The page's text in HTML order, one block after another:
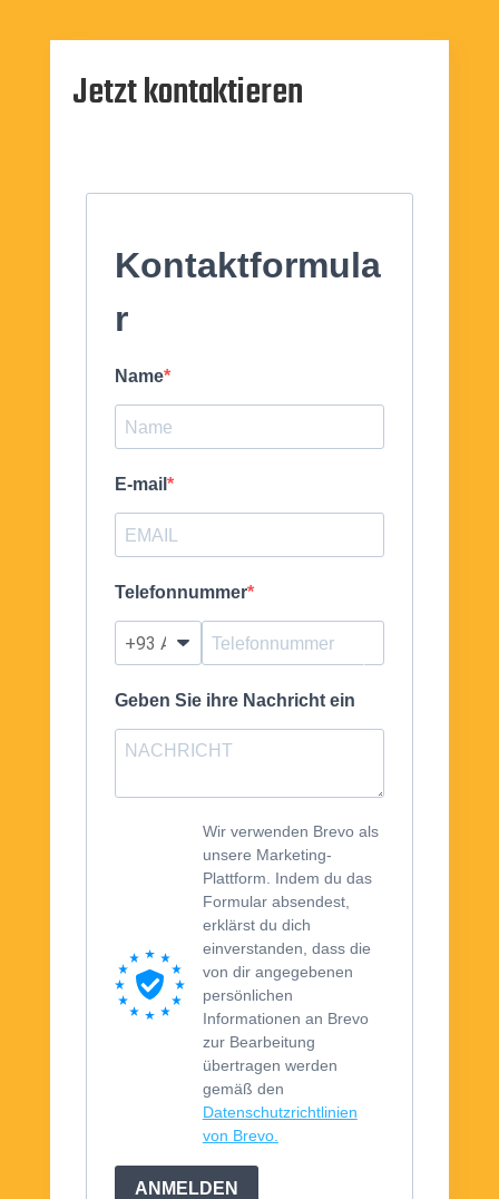
Jetzt kontaktieren
Kontaktformula
r
Name
E-mail
Telefonnummer
?
Geben Sie ihre Nachricht ein
Wir verwenden Brevo als
unsere Marketing-
Plattform. Indem du das
Formular absendest,
erklärst du dich
einverstanden, dass die
von dir angegebenen
persönlichen
Informationen an Brevo
zur Bearbeitung
übertragen werden
gemäß den
Datenschutzrichtlinien
von Brevo.
ANMELDEN